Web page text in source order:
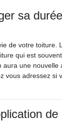
sa
de votre toiture.
qui est
une nouvelle
vous adressez si
de